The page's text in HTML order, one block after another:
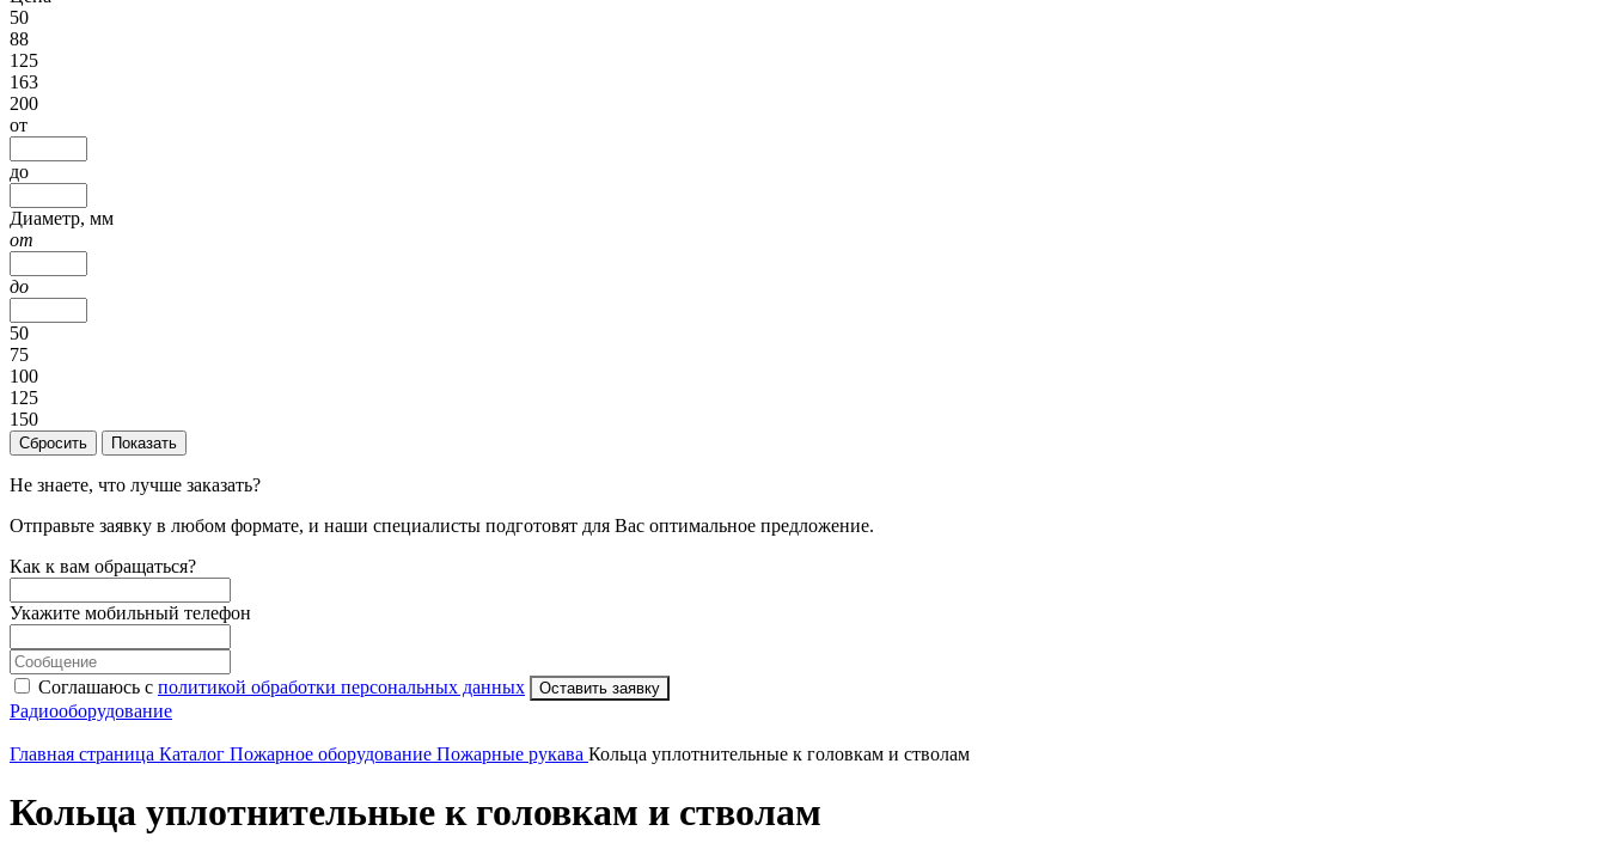
50
88
125
163
200
от
до
Диаметр, мм
от
до
50
75
100
125
150
Сбросить Показать
Не знаете, что лучше заказать?
Отправьте заявку в любом формате, и наши специалисты подготовят для Вас оптимальное предложение.
Как к вам обращаться?
Укажите мобильный телефон
Соглашаюсь с политикой обработки персональных данных Оставить заявку
Радиооборудование
Главная страница Каталог Пожарное оборудование Пожарные рукава Кольца уплотнительные к головкам и стволам
Кольца уплотнительные к головкам и стволам